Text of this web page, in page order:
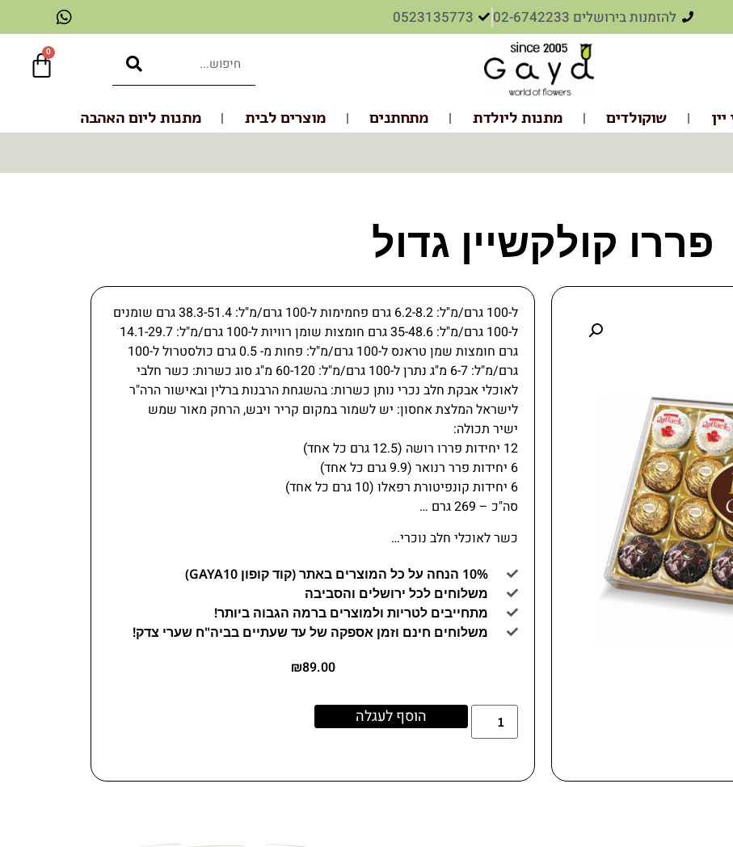
להזמנות בירושלים 02-6742233 0523135773
0
שוקולדים מתנות ליולדת מתחתנים מוצרים לבית מתנות ליום האהבה
פררו קולקשיין גדול
ל-100 גרם/מ"ל: פחמימות ל-100 גרם/מ"ל:
שומנים
ל-100 גרם/מ"ל:
חומצות שומן רוויות ל-100 גרם/מ"ל:
14.1-29.7
גרם חומצות שמן טראנס ל-100 גרם/מ"ל: פחות מ- 0.5 גרם
כולסטרול ל-100
גרם/מ"ל:
נתרן ל-100 גרם/מ"ל: סוג כשרות: כשר חלבי
לאוכלי אבקת חלב נכרי נותן כשרות: בהשגחת הרבנות ברלין ובאישור הרה"ר
לישראלהמלצת אחסון: יש לשמור במקום קריר ויבש, הרחק מאור שמש
ישיר תכולה:
12 יחידות פררו רושה (12.5 גרם כל אחד)
6 יחידות פרר רנואר (9.9 גרם כל אחד)
6 יחידות קונפיטורת רפאלו (10 גרם כל אחד)
סה"כ – 269 גרם …
כשר לאוכלי חלב נוכרי…
10% הנחה על כל המוצרים באתר (קוד קופון GAYA10)
משלוחים לכל ירושלים והסביבה
מתחייבים לטריות ולמוצרים ברמה הגבוה ביותר!
משלוחים חינם וזמן אספקה של עד שעתיים בביה"ח שערי צדק!
₪89.00
הוסף לעגלה